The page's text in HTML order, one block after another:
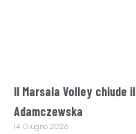
Il Marsala Volley
Adamczewska
14 Giugno 2026